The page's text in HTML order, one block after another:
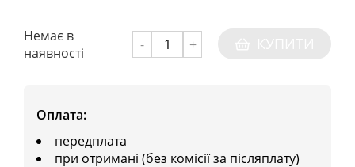
Немає в
наявності
- +
Оплата:
передплата
при отримані (без комісії за післяплату)